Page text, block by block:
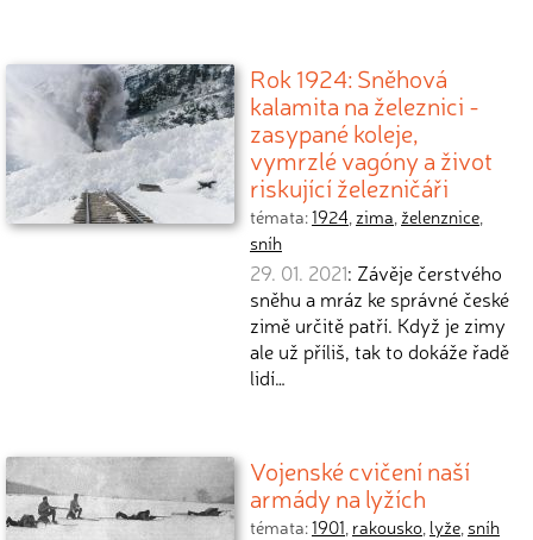
Rok 1924: Sněhová
kalamita na železnici -
zasypané koleje,
vymrzlé vagóny a život
riskující železničáři
témata:1924, zima, želenznice,
sníh
29. 01. 2021: Závěje čerstvého
sněhu a mráz ke správné české
zimě určitě patří. Když je zimy
ale už příliš, tak to dokáže řadě
lidí…
Vojenské cvičení naší
armády na lyžích
témata:1901, rakousko, lyže, sníh